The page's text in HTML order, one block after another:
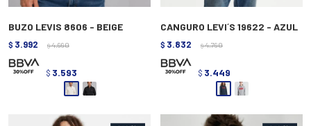
BUZO LEVIS 8606 - BEIGE
$ 3.992 $ 4.990
$ 3.593
CANGURO LEVI´S 19622 - AZUL
$ 3.832 $ 4.790
$ 3.449